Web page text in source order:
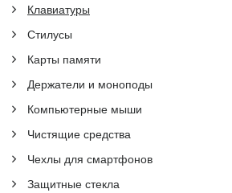
Клавиатуры
Стилусы
Карты памяти
Держатели и моноподы
Компьютерные мыши
Чистящие средства
Чехлы для смартфонов
Защитные стекла